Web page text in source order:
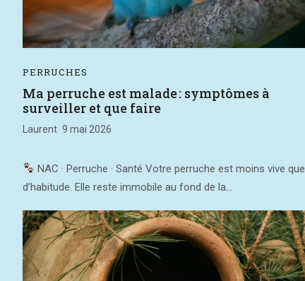
PERRUCHES
Ma perruche est malade : symptômes à
surveiller et que faire
Laurent 9 mai 2026
NAC · Perruche · Santé Votre perruche est moins vive que
d’habitude. Elle reste immobile au fond de la...